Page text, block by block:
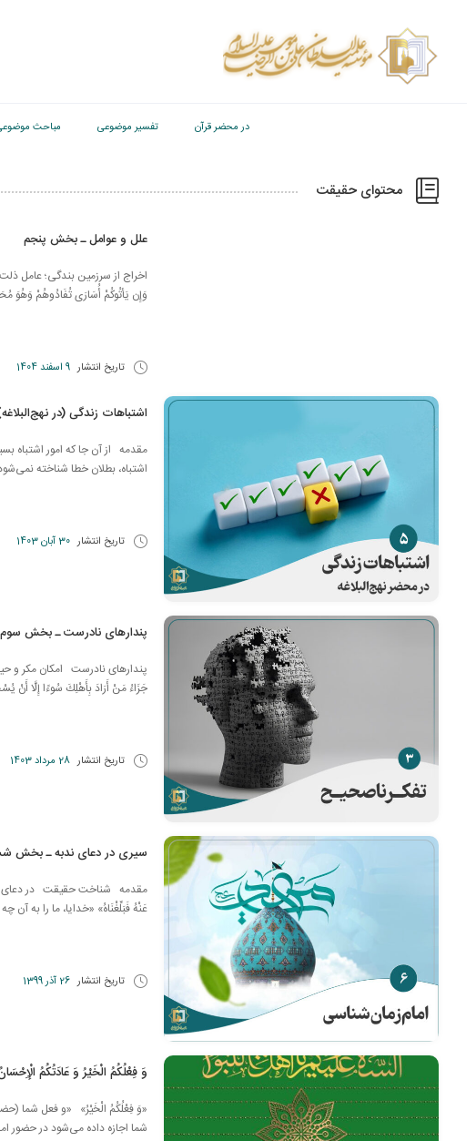
در محضر قرآن تفسیر موضوعی مباحث
محتوای حقیقت
علل و عوامل ـ بخش پنجم
اخراج از سرزمین بندگی؛ عامل
وَإِن يَأتُوكُمْ أُسَارَى تُفَادُوهُمْ وَهُوَ
تاریخ انتشار 9 اسفند 1404
اشتباهات زندگی (در
مقدمه از آن جا که امور اشتباه
اشتباه، بطلان خطا شناخته
تاریخ انتشار 30 آبان 1403
پندارهای نادرست ـ بخش سوم
پندارهای نادرست امکان مکر و
جَزَاءُ مَنْ أَرَادَ بِأَهْلِكَ سُوءًا إِلَّا
تاریخ انتشار 28 مرداد 1403
سیری در دعای ندبه ـ بخش
مقدمه شناخت حقیقت در دعای
عَنْهُ فَبَلِّغْنَاهُ» «خدایا، ما را به آن
تاریخ انتشار 26 آذر 1399
وَ فِعْلُكُمُ الْخَيْرُ وَ عَادَتُكُمُ
«وَ فِعْلُكُمُ الْخَيْرُ» «و فعل شما
شما اجازه داده می‌شود در